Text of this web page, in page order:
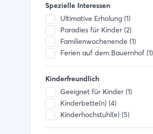
Spezielle Interessen
Ultimative Erholung (1)
Paradies für Kinder (2)
Familienwochenende (1)
Ferien auf dem Bauernhof (1)
Kinderfreundlich
Geeignet für Kinder (1)
Kinderbette(n) (4)
Kinderhochstuhl(e) (5)